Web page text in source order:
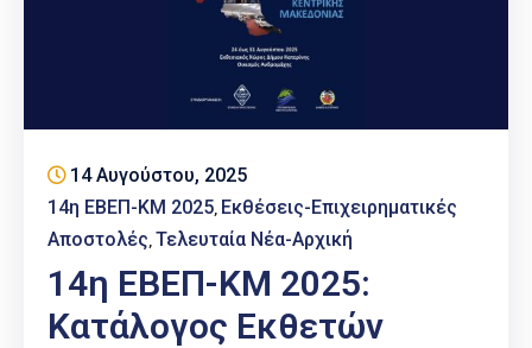
14 Αυγούστου, 2025
14η ΕΒΕΠ-ΚΜ 2025 Εκθέσεις-Επιχειρηματικές
Αποστολές Τελευταία Νέα-Αρχική
14η ΕΒΕΠ-ΚΜ 2025:
Κατάλογος Εκθετών